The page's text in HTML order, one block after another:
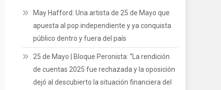
May Hafford: Una artista de 25 de Mayo que
apuesta al pop independiente y ya conquista
público dentro y fuera del país
25 de Mayo | Bloque Peronista: “La rendición
de cuentas 2025 fue rechazada y la oposición
dejó al descubierto la situación financiera del